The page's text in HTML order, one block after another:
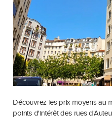
Découvrez les prix moyens au
points d'intérêt des rues